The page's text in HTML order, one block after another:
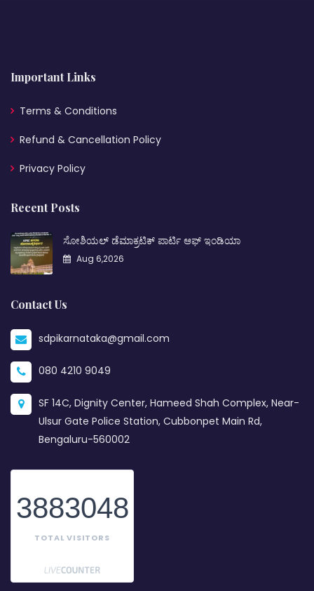
Important Links
Terms & Conditions
Refund & Cancellation Policy
Privacy Policy
Recent Posts
ಸೋಶಿಯಲ್ ಡೆಮಾಕ್ರಟಿಕ್ ಪಾರ್ಟಿ ಆಫ್ ಇಂಡಿಯಾ
Aug 6,2026
Contact Us
sdpikarnataka@gmail.com
080 4210 9049
SF 14C, Dignity Center, Hameed Shah Complex, Near-
Ulsur Gate Police Station, Cubbonpet Main Rd,
Bengaluru-560002
3883048
TOTAL VISITORS